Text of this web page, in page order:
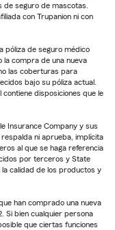
seguro de mascotas.
con Trupanion ni con
póliza de seguro médico
la compra de una nueva
las coberturas para
bajo su póliza actual.
contiene disposiciones que le
Insurance Company y sus
ni aprueba, implícita
al que se haga referencia
por terceros y State
la calidad de los productos y
han comprado una nueva
Si bien cualquier persona
que ciertas funciones